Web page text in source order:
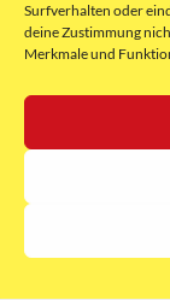
Surfverhalten oder
deine Zustimmung
Merkmale und
GmbH
E-Mail